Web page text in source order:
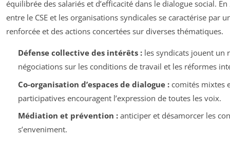
équilibrée des salariés et d’efficacité dans le dialogue social.
entre le CSE et les organisations syndicales se caractérise par
renforcée et des actions concertées sur diverses thématiques.
Défense collective des intérêts :les syndicats jouent un
négociations sur les conditions de travail et les réformes
Co-organisation d’espaces de dialogue :comités mixtes
participatives encouragent l’expression de toutes les voix.
Médiation et prévention :anticiper et désamorcer les
s’enveniment.